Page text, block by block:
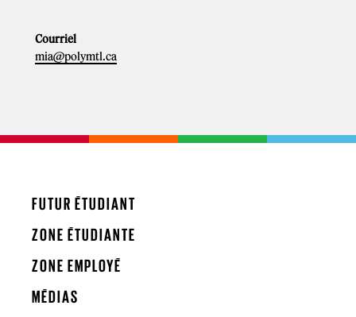
Courriel
mia@polymtl.ca
FUTUR ÉTUDIANT
ZONE ÉTUDIANTE
ZONE EMPLOYÉ
MÉDIAS